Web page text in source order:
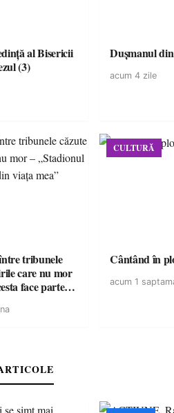
al Bisericii
(3)
Dușmanul
acum 4 zile
tribunele
care nu mor
face parte
CULTURĂ
Cântând în
acum 1